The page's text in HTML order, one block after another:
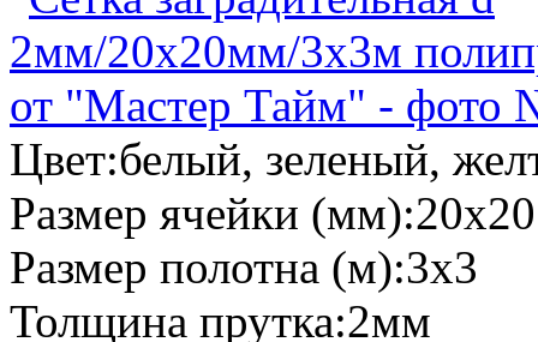
Цвет:белый, зеленый,
Размер ячейки (мм):20х20
Размер полотна (м):3х3
Толщина прутка:2мм